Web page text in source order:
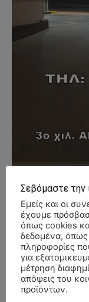
Σεβόμαστε την
Εμείς και οι
έχουμε
όπως cookies
δεδομένα, όπως
πληροφορίες
για
μέτρηση
απόψεις του
προϊόντων.